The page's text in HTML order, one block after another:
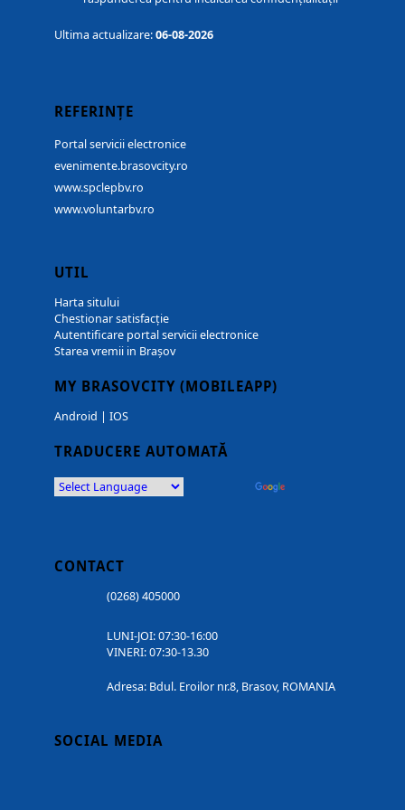
Ultima actualizare:06-08-2026
REFERINȚE
Portal servicii electronice
evenimente.brasovcity.ro
www.spclepbv.ro
www.voluntarbv.ro
UTIL
Harta sitului
Chestionar satisfacție
Autentificare portal servicii electronice
Starea vremii in Brașov
MY BRASOVCITY (MOBILEAPP)
Android | IOS
TRADUCERE AUTOMATĂ
CONTACT
(0268) 405000
LUNI-JOI: 07:30-16:00
VINERI: 07:30-13.30
Adresa: Bdul. Eroilor nr.8, Brasov, ROMANIA
SOCIAL MEDIA